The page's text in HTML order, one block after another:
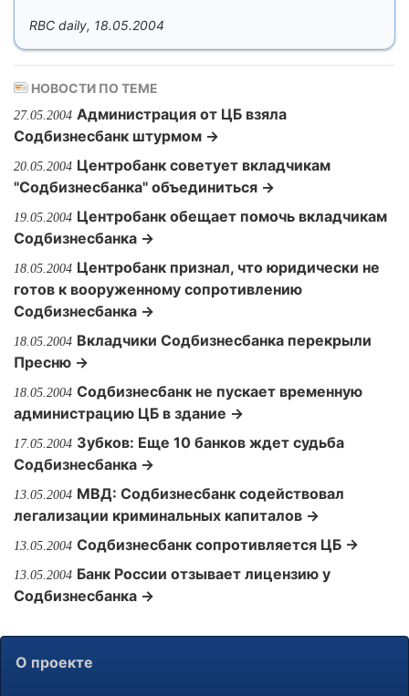
RBC daily, 18.05.2004
НОВОСТИ ПО ТЕМЕ
27.05.2004 Администрация от ЦБ взяла
Содбизнесбанк штурмом →
20.05.2004 Центробанк советует вкладчикам
"Содбизнесбанка" объединиться →
19.05.2004 Центробанк обещает помочь вкладчикам
Содбизнесбанка →
18.05.2004 Центробанк признал, что юридически не
готов к вооруженному сопротивлению
Содбизнесбанка →
18.05.2004 Вкладчики Содбизнесбанка перекрыли
Пресню →
18.05.2004 Содбизнесбанк не пускает временную
администрацию ЦБ в здание →
17.05.2004 Зубков: Еще 10 банков ждет судьба
Содбизнесбанка →
13.05.2004 МВД: Содбизнесбанк содействовал
легализации криминальных капиталов →
13.05.2004 Содбизнесбанк сопротивляется ЦБ →
13.05.2004 Банк России отзывает лицензию у
Содбизнесбанка →
О проекте